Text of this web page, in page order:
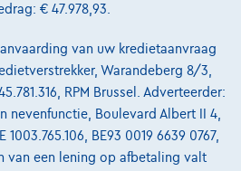
Bekijk wagen
€ 47.978,93.
van uw kredietaanvraag
Warandeberg 8/3,
RPM Brussel. Adverteerder:
nevenfunctie, Boulevard Albert II 4,
1003.765.106, BE93 0019 6639 0767,
van een lening op afbetaling valt